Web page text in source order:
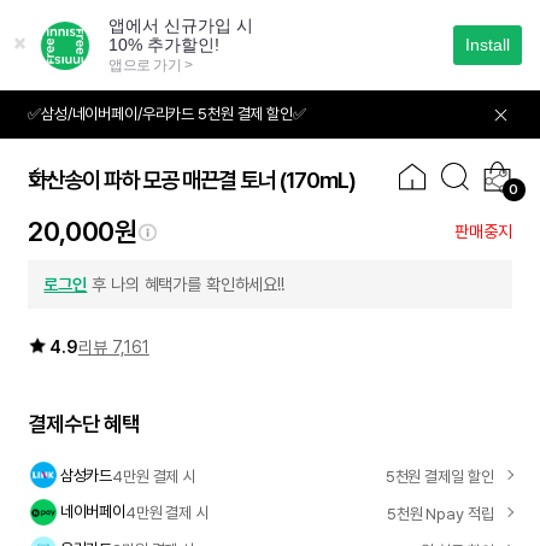
가
✅삼성/네이버페이/우리카드 5천원 결제 할인✅
0
01 04
화산송이 파하 모공 매끈결 토너 (170mL)
20,000원 판매중지
로그인 후 나의 혜택가를 확인하세요!!
4.9리뷰 7,161
결제수단 혜택
삼성카드4만원 결제 시
5천원 결제일 할인
네이버페이4만원 결제 시
5천원 Npay 적립